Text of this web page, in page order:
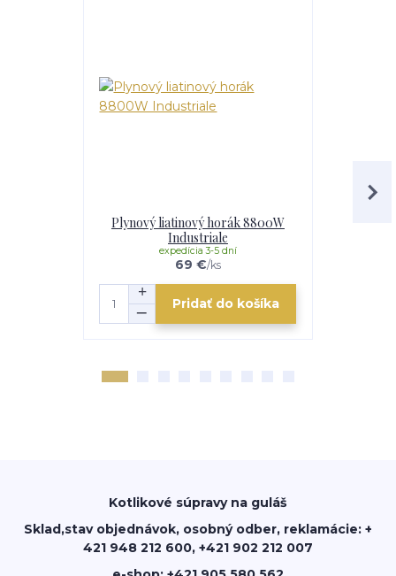
Plynový liatinový horák 8800W
Industriale
69 €/ks
expedícia 3-5 dní
Pridať do košíka
Kotlikové súpravy na guláš
Sklad,stav objednávok, osobný odber, reklamácie: +
421 948 212 600, +421 902 212 007